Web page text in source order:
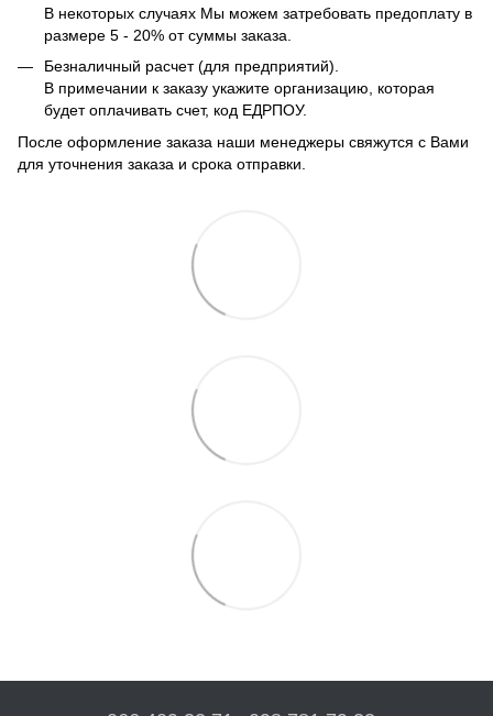
В некоторых случаях Мы можем затребовать предоплату в
размере 5 - 20% от суммы заказа.
Безналичный расчет (для предприятий).
В примечании к заказу укажите организацию, которая
будет оплачивать счет, код ЕДРПОУ.
После оформление заказа наши менеджеры свяжутся с Вами
для уточнения заказа и срока отправки.